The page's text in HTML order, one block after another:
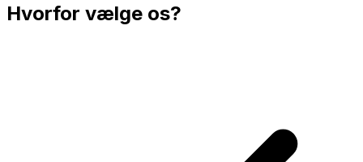
Hvorfor vælge os?